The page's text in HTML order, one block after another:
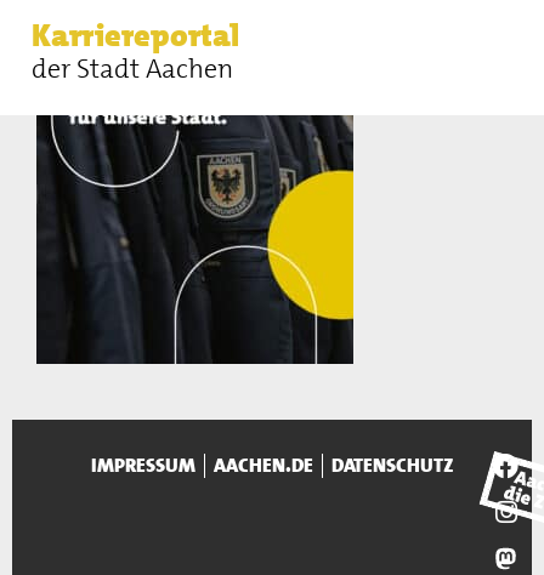
Karriereportal
der Stadt Aachen
IMPRESSUM AACHEN.DE DATENSCHUTZ